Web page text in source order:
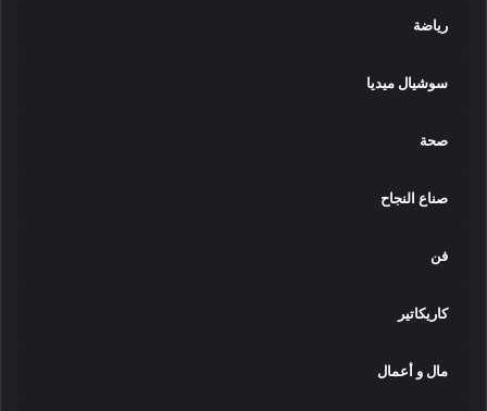
رياضة
سوشيال ميديا
صحة
صناع النجاح
فن
كاريكاتير
مال و أعمال